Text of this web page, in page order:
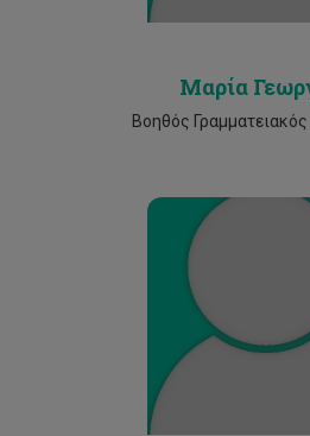
Μαρία
Βοηθός